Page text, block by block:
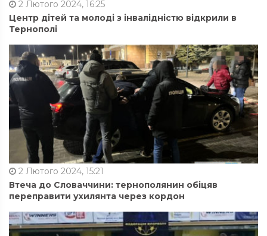
2 Лютого 2024, 16:25
Центр дітей та молоді з інвалідністю відкрили в
Тернополі
2 Лютого 2024, 15:21
Втеча до Словаччини: тернополянин обіцяв
переправити ухилянта через кордон